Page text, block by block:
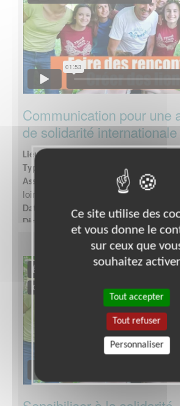
Communication pour une
de solidarité internationale
Lieu :
Type :
Communication, Graphisme
Association :
CCFD Terre Solidaire
loire
Date :
Tout le temps
Disponibilité demandée :
Selon vos
réunions d’équipes ont lieu en semaine
Ce site utilise des
et vous donne le
sur ceux que
souhaitez activer
Tout accepter
Tout refuser
Personnaliser